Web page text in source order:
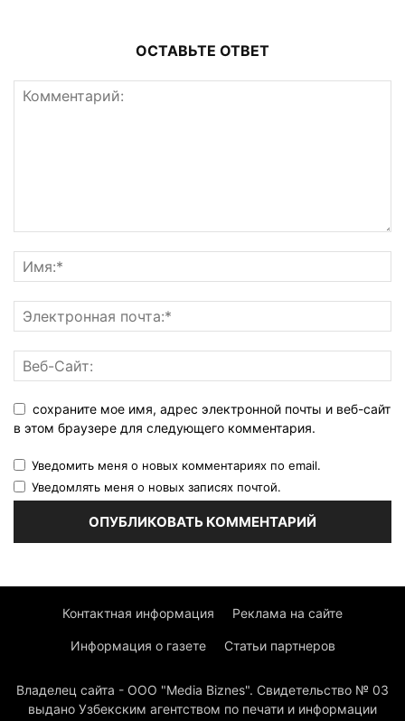
ОСТАВЬТЕ ОТВЕТ
сохраните мое имя, адрес электронной почты и веб-сайт
в этом браузере для следующего комментария.
Уведомить меня о новых комментариях по email.
Уведомлять меня о новых записях почтой.
Контактная информация Реклама на сайте
Информация о газете Статьи партнеров
Владелец сайта - ООО "Media Biznes". Свидетельство № 03
выдано Узбекским агентством по печати и информации